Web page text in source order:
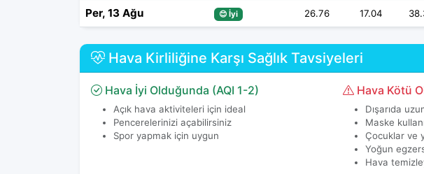
Per, 13 Ağu 😊 İyi 26.76 17.04
Hava Kirliliğine Karşı Sağlık Tavsiyeleri
Hava İyi Olduğunda (AQI 1-2)
Açık hava aktiviteleri için ideal
Pencerelerinizi açabilirsiniz
Spor yapmak için uygun
Hava Kötü
Dışarıda
Maske
Çocuklar ve
Yoğun
Hava